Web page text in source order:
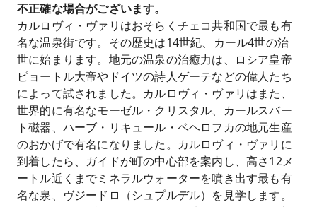
不正確な場合がございます。
カルロヴィ・ヴァリはおそらくチェコ共和国で最も有
名な温泉街です。その歴史は14世紀、カール4世の治
世に始まります。地元の温泉の治癒力は、ロシア皇帝
ピョートル大帝やドイツの詩人ゲーテなどの偉人たち
によって試されました。カルロヴィ・ヴァリはまた、
世界的に有名なモーゼル・クリスタル、カールスバー
ト磁器、ハーブ・リキュール・ベヘロフカの地元生産
のおかげで有名になりました。カルロヴィ・ヴァリに
到着したら、ガイドが町の中心部を案内し、高さ12メ
ートル近くまでミネラルウォーターを噴き出す最も有
名な泉、ヴジードロ（シュプルデル）を見学します。